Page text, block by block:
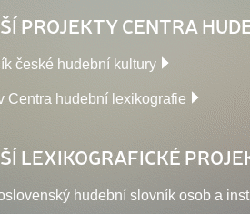
PROJEKTY CENTRA
české hudební kultury
Centra hudební lexikografie
LEXIKOGRAFICKÉ
hudební slovník osob a